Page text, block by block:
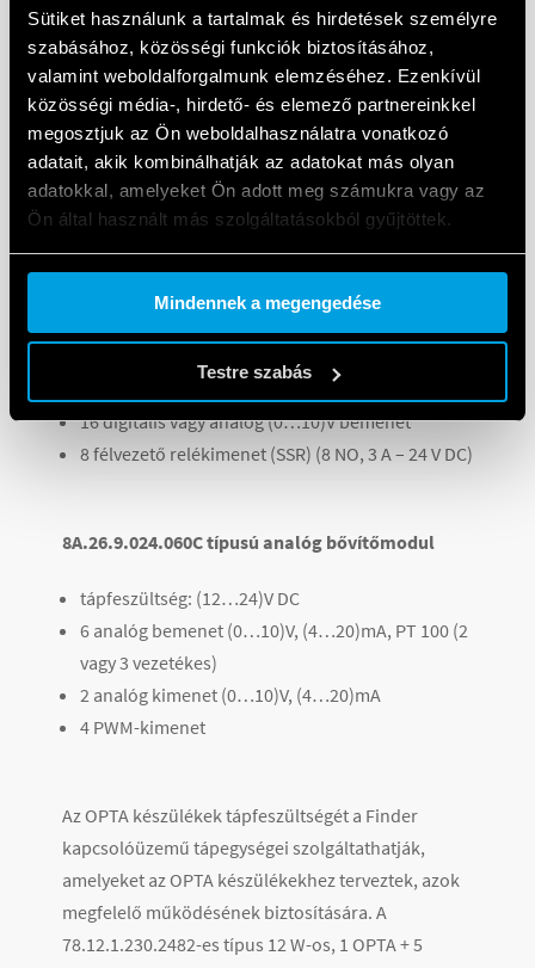
Sütiket használunk a tartalmak és hirdetések személyre
szabásához, közösségi funkciók biztosításához,
valamint weboldalforgalmunk elemzéséhez. Ezenkívül
közösségi média-, hirdető- és elemező partnereinkkel
megosztjuk az Ön weboldalhasználatra vonatkozó
adatait, akik kombinálhatják az adatokat más olyan
adatokkal, amelyeket Ön adott meg számukra vagy az
Ön által használt más szolgáltatásokból gyűjtöttek.
Cookie policy.
Mindennek a megengedése
Testre szabás
következők:
8A.58.9.024.160C típusú EMR-bővítőmodul
tápfeszültség: (12…24)V DC
16 digitális vagy analóg (0…10)V bemenet
8 elektromechanikus relékimenet (EMR) (8 NO, 6 A –
8A.88.9.024.160C típusú SSR-bővítőmodul
16 digitális vagy analóg (0…10)V bemenet
8 félvezető relékimenet (SSR) (8 NO, 3 A – 24 V DC)
8A.26.9.024.060C típusú analóg bővítőmodul
tápfeszültség: (12…24)V DC
6 analóg bemenet (0…10)V, (4…20)mA, PT 100 (2
vagy 3 vezetékes)
2 analóg kimenet (0…10)V, (4…20)mA
4 PWM-kimenet
Az OPTA készülékek tápfeszültségét a Finder
kapcsolóüzemű tápegységei szolgáltathatják,
amelyeket az OPTA készülékekhez terveztek, azok
megfelelő működésének biztosítására. A
78.12.1.230.2482-es típus 12 W-os, 1 OPTA + 5